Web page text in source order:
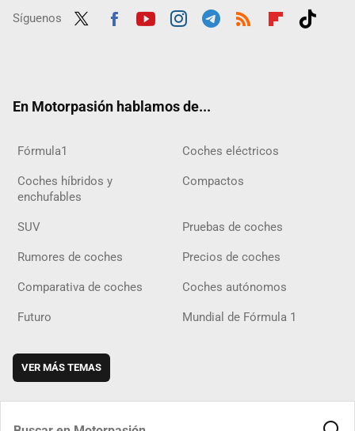
Síguenos
En Motorpasión hablamos de...
Fórmula1 Coches eléctricos
Coches híbridos y
enchufables
Compactos
SUV Pruebas de coches
Rumores de coches Precios de coches
Comparativa de coches Coches autónomos
Futuro Mundial de Fórmula 1
VER MÁS TEMAS